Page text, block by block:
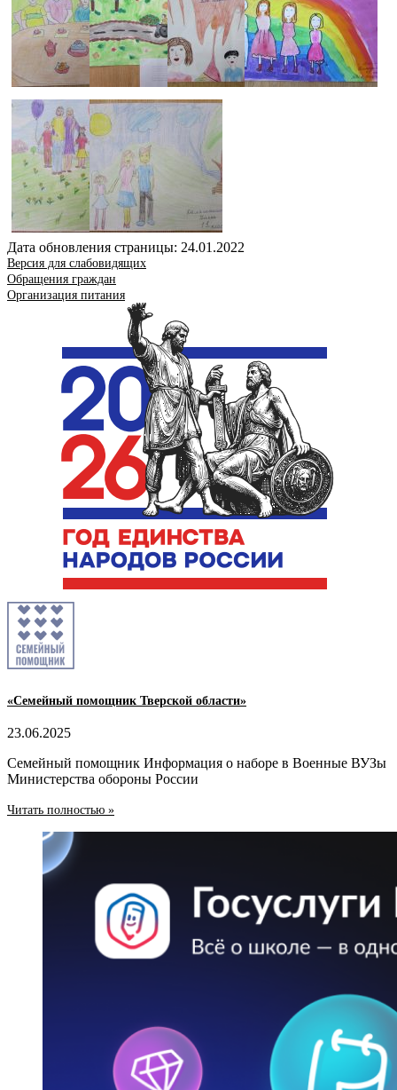
Дата обновления страницы: 24.01.2022
Версия для слабовидящих
Обращения граждан
Организация питания
«Семейный помощник Тверской области»
23.06.2025
Семейный помощник Информация о наборе в Военные ВУЗы
Министерства обороны России
Читать полностью »